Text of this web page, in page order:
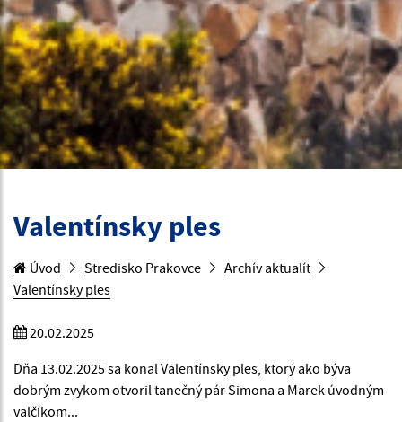
Valentínsky ples
Úvod Stredisko Prakovce
Archív aktualít
Valentínsky ples
20.02.2025
Dňa 13.02.2025 sa konal Valentínsky ples, ktorý ako býva
dobrým zvykom otvoril tanečný pár Simona a Marek úvodným
valčíkom...